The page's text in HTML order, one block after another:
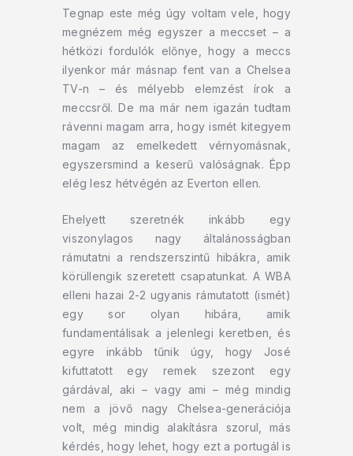
Tegnap este még úgy voltam vele, hogy
megnézem még egyszer a meccset – a
hétközi fordulók előnye, hogy a meccs
ilyenkor már másnap fent van a Chelsea
TV-n – és mélyebb elemzést írok a
meccsről. De ma már nem igazán tudtam
rávenni magam arra, hogy ismét kitegyem
magam az emelkedett vérnyomásnak,
egyszersmind a keserű valóságnak. Épp
elég lesz hétvégén az Everton ellen.
Ehelyett szeretnék inkább egy
viszonylagos nagy általánosságban
rámutatni a rendszerszintű hibákra, amik
körüllengik szeretett csapatunkat. A WBA
elleni hazai 2-2 ugyanis rámutatott (ismét)
egy sor olyan hibára, amik
fundamentálisak a jelenlegi keretben, és
egyre inkább tűnik úgy, hogy José
kifuttatott egy remek szezont egy
gárdával, aki – vagy ami – még mindig
nem a jövő nagy Chelsea-generációja
volt, még mindig alakításra szorul, más
kérdés, hogy lehet, hogy ezt a portugál is